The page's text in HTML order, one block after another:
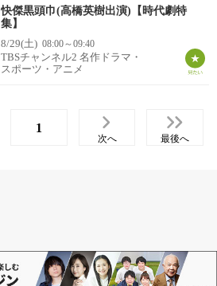
快傑黒頭巾(高橋英樹出演)【時代劇特
集】
8/29(土) 08:00～09:40
TBSチャンネル2 名作ドラマ・
スポーツ・アニメ
1
次へ 最後へ